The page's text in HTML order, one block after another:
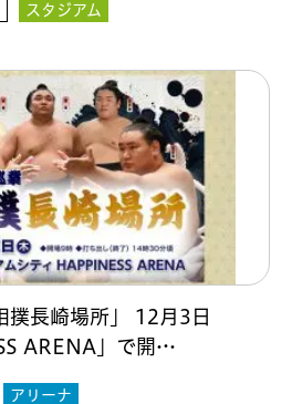
スタジアム
撲長崎場所」 12月3日
ARENA」で開…
アリーナ